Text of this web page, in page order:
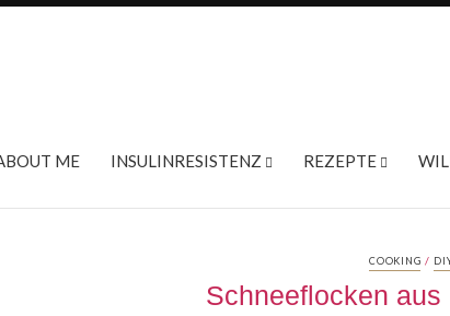
ME INSULINRESISTENZ REZEPTE
COOKING /
Schneeflocken